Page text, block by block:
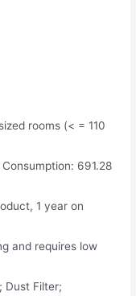
rooms (< = 110
691.28
1 year on
and requires low
Dust Filter;